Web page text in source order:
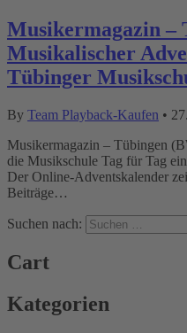
Musikermagazin –
Musikalischer
Tübinger
By Team Playback-Kaufen •
Musikermagazin – Tübingen
die Musikschule Tag für Tag
Der Online-Adventskalender
Beiträge…
Suchen nach:
Cart
Kategorien